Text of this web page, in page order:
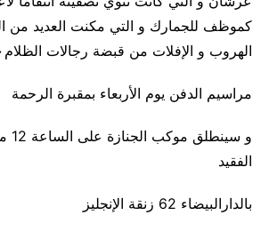
كموظف للجمارك و التي مكنت العديد من
الهروب و الإفلات من قبضة رجالات الظلام٠
مراسيم الدفن يوم الأربعاء بمقبرة الرحمة
و
الفقيد
بالدارالبيضاء 62 زنقة الإنجليز